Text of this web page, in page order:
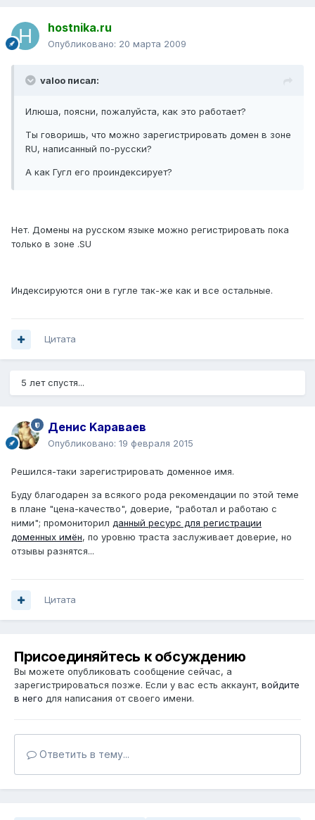
hostnika.ru
Опубликовано: 20 марта 2009
valoo писал:
Илюша, поясни, пожалуйста, как это работает?
Ты говоришь, что можно зарегистрировать домен в зоне
RU, написанный по-русски?
А как Гугл его проиндексирует?
Нет. Домены на русском языке можно регистрировать пока
только в зоне .SU
Индексируются они в гугле так-же как и все остальные.
Цитата
5 лет спустя...
Денис Kараваев
Опубликовано: 19 февраля 2015
Решился-таки зарегистрировать доменное имя.
Буду благодарен за всякого рода рекомендации по этой теме
в плане "цена-качество", доверие, "работал и работаю с
ними"; промониторил данный ресурс для регистрации
доменных имён, по уровню траста заслуживает доверие, но
отзывы разнятся...
Цитата
Присоединяйтесь к обсуждению
Вы можете опубликовать сообщение сейчас, а
зарегистрироваться позже. Если у вас есть аккаунт, войдите
в него для написания от своего имени.
Ответить в тему...